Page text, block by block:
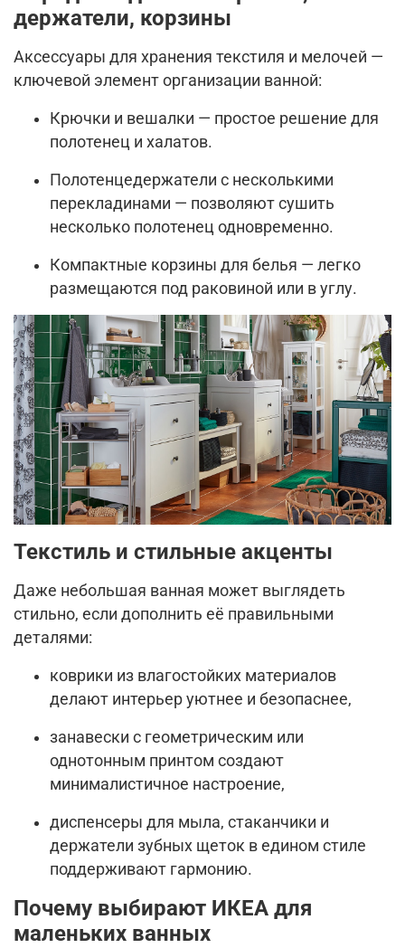
держатели, корзины
Аксессуары для хранения текстиля и мелочей —
ключевой элемент организации ванной:
Крючки и вешалки — простое решение для
полотенец и халатов.
Полотенцедержатели с несколькими
перекладинами — позволяют сушить
несколько полотенец одновременно.
Компактные корзины для белья — легко
размещаются под раковиной или в углу.
Текстиль и стильные акценты
Даже небольшая ванная может выглядеть
стильно, если дополнить её правильными
деталями:
коврики из влагостойких материалов
делают интерьер уютнее и безопаснее,
занавески с геометрическим или
однотонным принтом создают
минималистичное настроение,
диспенсеры для мыла, стаканчики и
держатели зубных щеток в едином стиле
поддерживают гармонию.
Почему выбирают ИКЕА для
маленьких ванных